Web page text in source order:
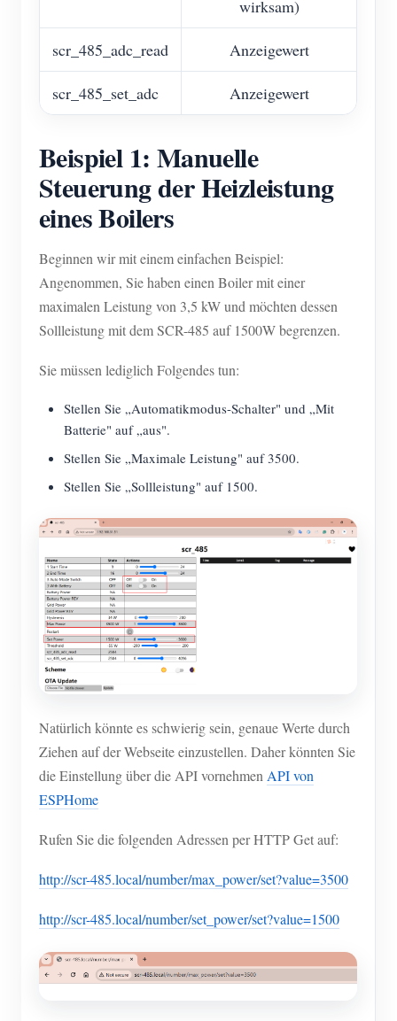
wirksam)
scr_485_adc_read Anzeigewert
scr_485_set_adc Anzeigewert
Beispiel 1: Manuelle
Steuerung der Heizleistung
eines Boilers
Beginnen wir mit einem einfachen Beispiel:
Angenommen, Sie haben einen Boiler mit einer
maximalen Leistung von 3,5 kW und möchten dessen
Sollleistung mit dem SCR-485 auf 1500W begrenzen.
Sie müssen lediglich Folgendes tun:
Stellen Sie „Automatikmodus-Schalter" und „Mit
Batterie" auf „aus".
Stellen Sie „Maximale Leistung" auf 3500.
Stellen Sie „Sollleistung" auf 1500.
Natürlich könnte es schwierig sein, genaue Werte durch
Ziehen auf der Webseite einzustellen. Daher könnten Sie
die Einstellung über die API vornehmen API von
ESPHome
Rufen Sie die folgenden Adressen per HTTP Get auf:
http://scr-485.local/number/max_power/set?value=3500
http://scr-485.local/number/set_power/set?value=1500